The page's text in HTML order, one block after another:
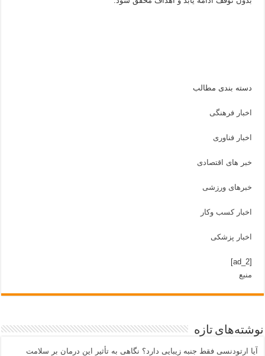
دسته بندی مطالب
اخبار فرهنگی
اخبار فناوری
خبر های اقتصادی
خبرهای ورزشی
اخبار کسب وکار
اخبار پزشکی
[ad_2]
منبع
نوشته‌های تازه
آیا ارتودنسی فقط جنبه زیبایی دارد؟ نگاهی به تأثیر این درمان بر سلامت